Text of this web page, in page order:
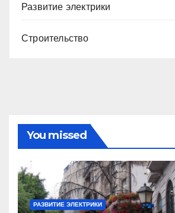
Развитие электрики
Строительство
You missed
РАЗВИТИЕ ЭЛЕКТРИКИ